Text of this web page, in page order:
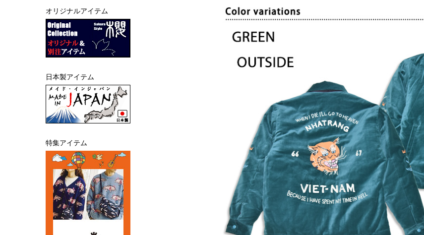
オリジナルアイテム
日本製アイテム
特集アイテム